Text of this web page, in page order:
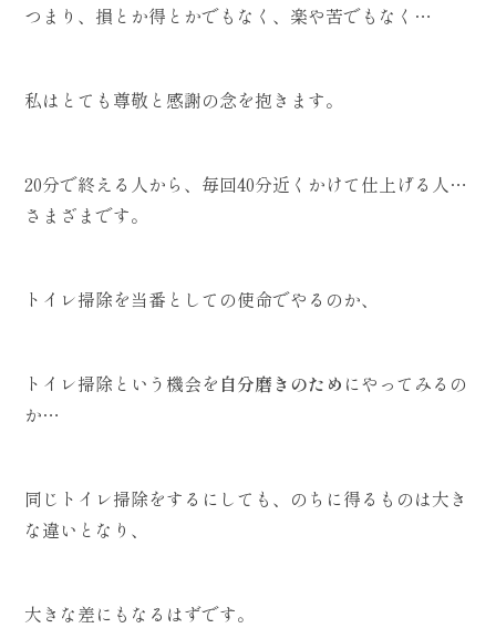
つまり、損とか得とかでもなく、楽や苦でもなく…
私はとても尊敬と感謝の念を抱きます。
20分で終える人から、毎回40分近くかけて仕上げる人…
さまざまです。
トイレ掃除を当番としての使命でやるのか、
トイレ掃除という機会を 自分磨きのため にやってみるの
か…
同じトイレ掃除をするにしても、のちに得るものは大き
な違いとなり、
大きな差にもなるはずです。